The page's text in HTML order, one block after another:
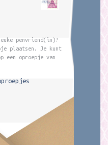
penvriend(in)?
plaatsen. Je kunt
een oproepje van